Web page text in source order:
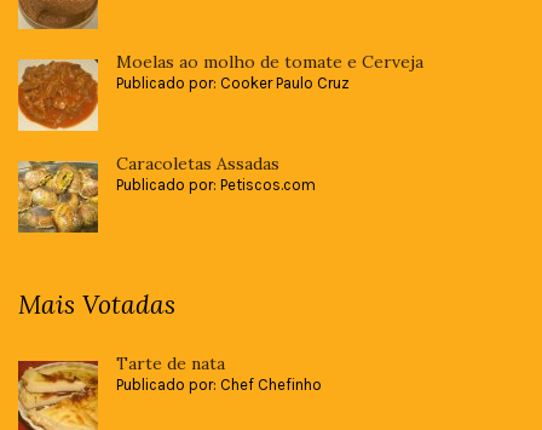
Moelas ao molho de tomate e Cerveja
Publicado por: Cooker Paulo Cruz
Caracoletas Assadas
Publicado por: Petiscos.com
Mais Votadas
Tarte de nata
Publicado por: Chef Chefinho